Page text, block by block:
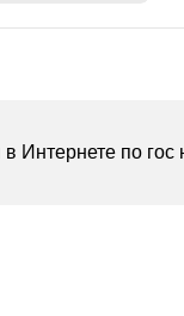
Интернете по гос